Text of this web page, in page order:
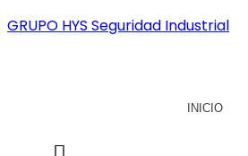
GRUPO HYS Seguridad Industrial
INICIO